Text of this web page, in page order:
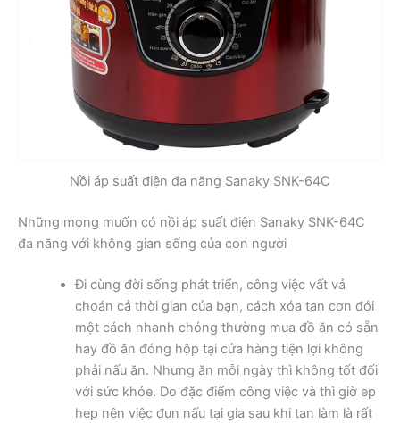
Nồi áp suất điện đa năng Sanaky SNK-64C
Những mong muốn có nồi áp suất điện Sanaky SNK-64C
đa năng với không gian sống của con người
Đi cùng đời sống phát triển, công việc vất vả
choán cả thời gian của bạn, cách xóa tan cơn đói
một cách nhanh chóng thường mua đồ ăn có sẵn
hay đồ ăn đóng hộp tại cửa hàng tiện lợi không
phải nấu ăn. Nhưng ăn mỗi ngày thì không tốt đối
với sức khỏe. Do đặc điểm công việc và thì giờ ep
hẹp nên việc đun nấu tại gia sau khi tan làm là rất